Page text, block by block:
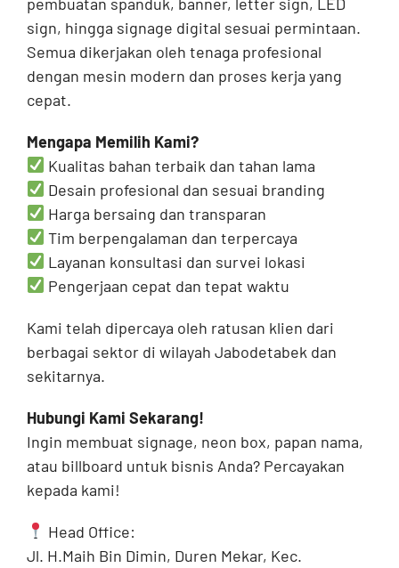
sign, hingga signage digital sesuai permintaan.
Semua dikerjakan oleh tenaga profesional
dengan mesin modern dan proses kerja yang
cepat.
Mengapa Memilih Kami?
Kualitas bahan terbaik dan tahan lama
Desain profesional dan sesuai branding
Harga bersaing dan transparan
Tim berpengalaman dan terpercaya
Layanan konsultasi dan survei lokasi
Pengerjaan cepat dan tepat waktu
Kami telah dipercaya oleh ratusan klien dari
berbagai sektor di wilayah Jabodetabek dan
sekitarnya.
Hubungi Kami Sekarang!
Ingin membuat signage, neon box, papan nama,
atau billboard untuk bisnis Anda? Percayakan
kepada kami!
Head Office:
Jl. H.Maih Bin Dimin, Duren Mekar, Kec.